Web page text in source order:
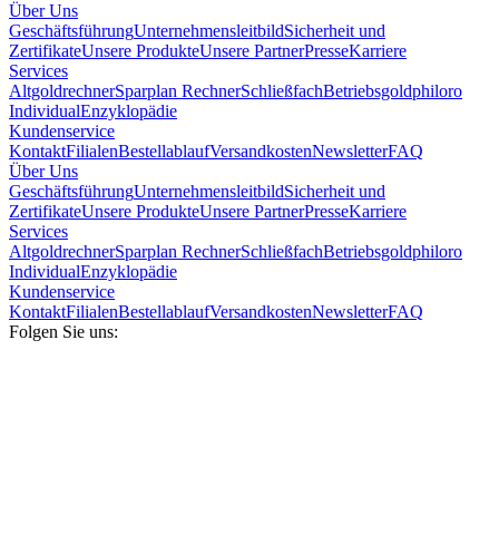
Über Uns
GeschäftsführungUnternehmensleitbildSicherheit und
ZertifikateUnsere ProdukteUnsere PartnerPresseKarriere
Services
AltgoldrechnerSparplan RechnerSchließfachBetriebsgoldphiloro
IndividualEnzyklopädie
Kundenservice
KontaktFilialenBestellablaufVersandkostenNewsletterFAQ
Über Uns
GeschäftsführungUnternehmensleitbildSicherheit und
ZertifikateUnsere ProdukteUnsere PartnerPresseKarriere
Services
AltgoldrechnerSparplan RechnerSchließfachBetriebsgoldphiloro
IndividualEnzyklopädie
Kundenservice
KontaktFilialenBestellablaufVersandkostenNewsletterFAQ
Folgen Sie uns: